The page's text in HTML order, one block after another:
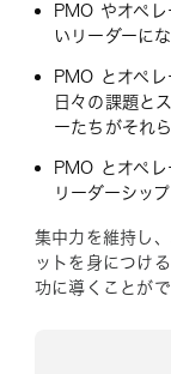
PMO やオペ
いリーダーに
PMO とオペ
日々の課題と
ーたちがそれ
PMO とオペ
リーダーシッ
集中力を維持し
ットを身につけ
功に導くことがで